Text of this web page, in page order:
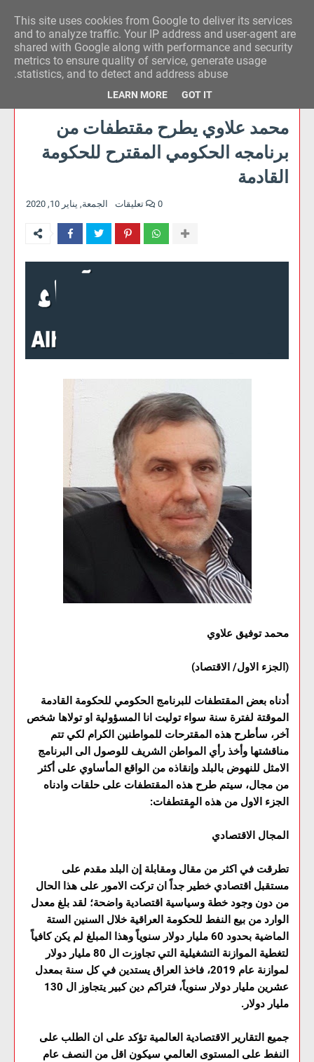
وكالة الحدث للآراء
محمد علاوي يطرح مقتطفات من
برنامجه الحكومي المقترح للحكومة
القادمة
الجمعة, يناير 10, 2020 0 تعليقات
محمد توفيق علاوي
(الجزء الاول/ الاقتصاد)
أدناه بعض المقتطفات للبرنامج الحكومي للحكومة القادمة
الموقتة لفترة سنة سواء توليت انا المسؤولية او تولاها شخص
آخر، سأطرح هذه المقترحات للمواطنين الكرام لكي تتم
مناقشتها وأخذ رأي المواطن الشريف للوصول الى البرنامج
الامثل للنهوض بالبلد وإنقاذه من الواقع المأساوي على أكثر
من مجال، سيتم طرح هذه المقتطفات على حلقات وادناه
الجزء الاول من هذه المٍقتطفات:
المجال الاقتصادي
تطرقت في اكثر من مقال ومقابلة إن البلد مقدم على
مستقبل اقتصادي خطير جداً ان تركت الامور على هذا الحال
من دون وجود خطة وسياسية اقتصادية واضحة؛ لقد بلغ معدل
الوارد من بيع النفط للحكومة العراقية خلال السنين الستة
الماضية بحدود 60 مليار دولار سنوياً وهذا المبلغ لم يكن كافياً
لتغطية الموازنة التشغيلية التي تجاوزت ال 80 مليار دولار
لموازنة عام 2019، فاخذ العراق يستدين في كل سنة بمعدل
عشرين مليار دولار سنوياً، فتراكم دين كبير يتجاوز ال 130
مليار دولار.
جميع التقارير الاقتصادية العالمية تؤكد على ان الطلب على
النفط على المستوى العالمي سيكون اقل من النصف عام
This site uses cookies from Google to deliver its services
and to analyze traffic. Your IP address and user-agent are
shared with Google along with performance and security
metrics to ensure quality of service, generate usage
statistics, and to detect and address abuse.
LEARN MORE GOT IT